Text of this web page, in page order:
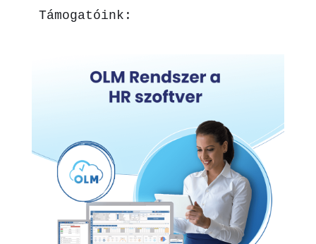
Támogatóink: